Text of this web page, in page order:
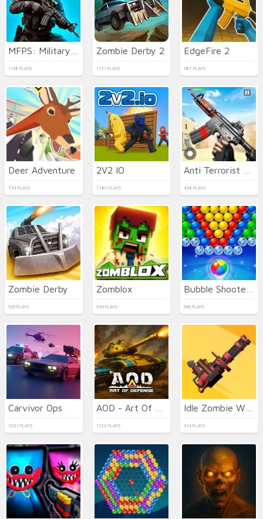
1198 PLAYS
Zombie Derby 2
1171 PLAYS
EdgeFire 2
587 PLAYS
Deer Adventure
754 PLAYS
2V2 IO
7180 PLAYS 458 PLAYS
Zombie Derby
539 PLAYS
Zomblox
549 PLAYS 666 PLAYS
Carvivor Ops
1021 PLAYS 1122 PLAYS
Idle Zombie Wave
314 PLAYS